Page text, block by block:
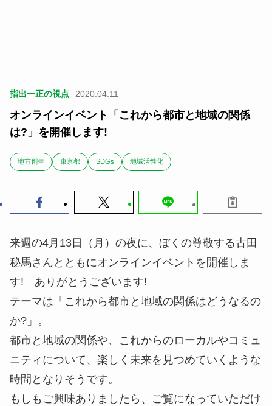
指出一正の視点 2020.04.11
オンラインイベント「これから都市と地域の関係
は?」を開催します!
地方創生 東京都 SDGs 地域活性化
来週の4月13日（月）の夜に、ぼくの尊敬する古田
秘馬さんとともにオンラインイベントを開催しま
す! ありがとうございます!
テーマは「これから都市と地域の関係はどうなるの
か?」。
都市と地域の関係や、これからのローカルやコミュ
ニティについて、楽しく未来を見つめていくような
時間となりそうです。
もしもご興味ありましたら、ご覧になっていただけ